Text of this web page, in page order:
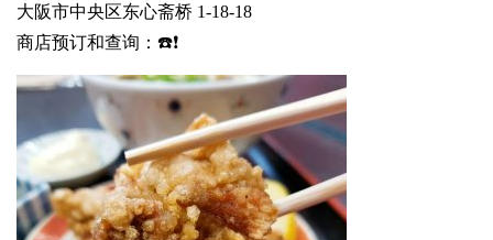
大阪市中央区东心斋桥 1-18-18
商店预订和查询：☎️❗